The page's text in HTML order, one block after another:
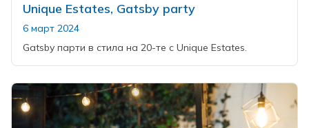
Unique Estates, Gatsby party
6 март 2024
Gatsby парти в стила на 20-те с Unique Estates.